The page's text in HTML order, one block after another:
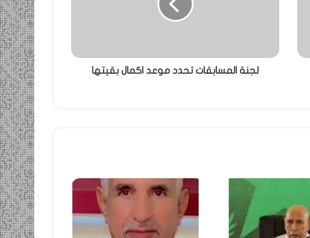
لجنة المسابقات تحدد موعد اكمال بقيتها